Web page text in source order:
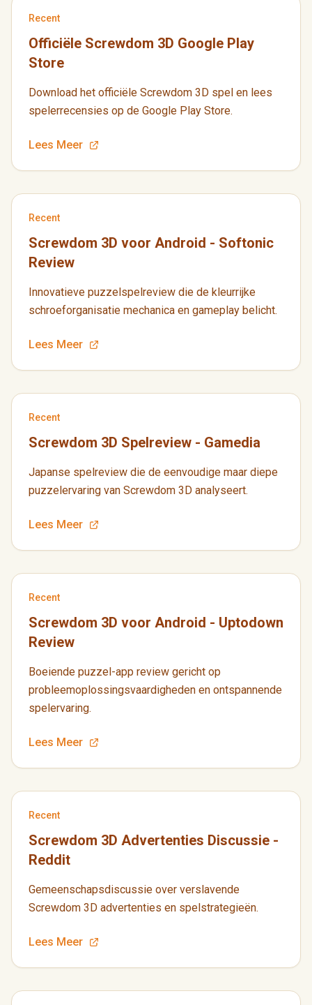
Recent
Officiële Screwdom 3D Google Play
Store
Download het officiële Screwdom 3D spel en lees
spelerrecensies op de Google Play Store.
Lees Meer
Recent
Screwdom 3D voor Android - Softonic
Review
Innovatieve puzzelspelreview die de kleurrijke
schroeforganisatie mechanica en gameplay belicht.
Lees Meer
Recent
Screwdom 3D Spelreview - Gamedia
Japanse spelreview die de eenvoudige maar diepe
puzzelervaring van Screwdom 3D analyseert.
Lees Meer
Recent
Screwdom 3D voor Android - Uptodown
Review
Boeiende puzzel-app review gericht op
probleemoplossingsvaardigheden en ontspannende
spelervaring.
Lees Meer
Recent
Screwdom 3D Advertenties Discussie -
Reddit
Gemeenschapsdiscussie over verslavende
Screwdom 3D advertenties en spelstrategieën.
Lees Meer